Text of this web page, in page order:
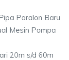
Paralon Baru
Mesin Pompa
20m s/d 60m